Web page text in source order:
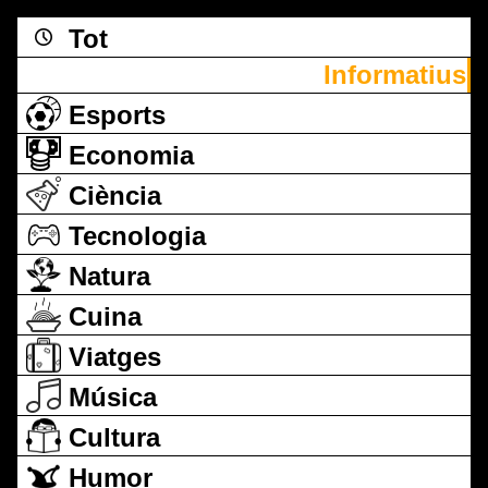
Tot
Informatius
Esports
Economia
Ciència
Tecnologia
Natura
Cuina
Viatges
Música
Cultura
Humor